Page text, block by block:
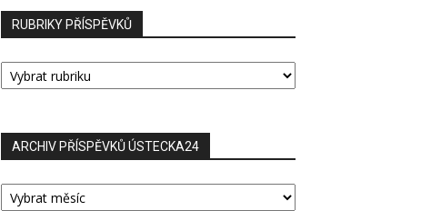
RUBRIKY PŘÍSPĚVKŮ
RUBRIKY
PŘÍSPĚVKŮ
ARCHIV PŘÍSPĚVKŮ ÚSTECKA24
ARCHIV
PŘÍSPĚVKŮ